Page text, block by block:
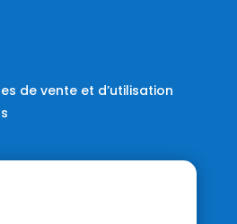
de vente et d’utilisation